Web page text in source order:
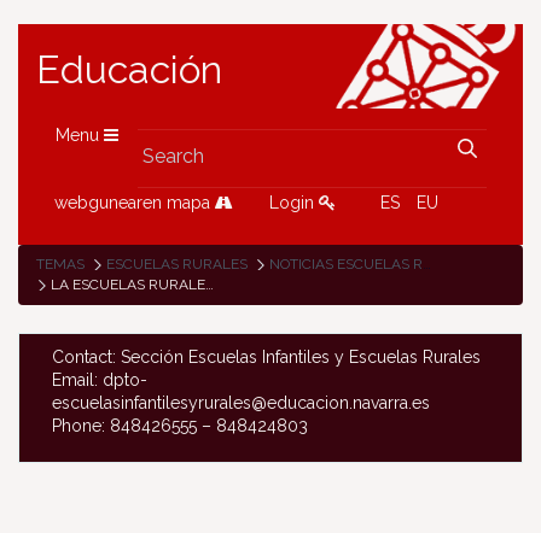
Educación
Menu
webgunearen mapa Login ES EU
TEMAS ESCUELAS RURALES
NOTICIAS ESCUELAS RURALES
LA ESCUELAS RURALES DE SAKANA, EN LA CAMPAÑA DE ESQUÍ
Contact: Sección Escuelas Infantiles y Escuelas Rurales
Email: dpto-
escuelasinfantilesyrurales@educacion.navarra.es
Phone: 848426555 – 848424803